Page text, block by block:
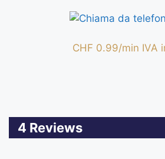
CHF 0.99/min IVA
4 Reviews